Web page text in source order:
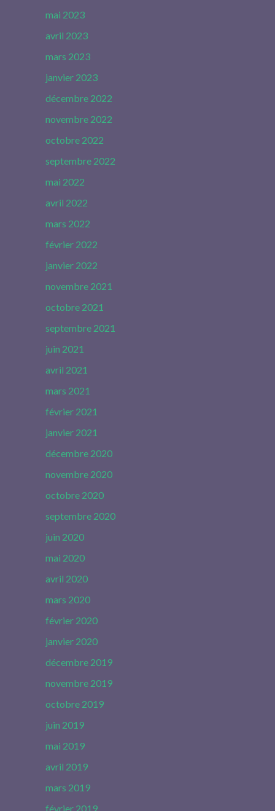
mai 2023
avril 2023
mars 2023
janvier 2023
décembre 2022
novembre 2022
octobre 2022
septembre 2022
mai 2022
avril 2022
mars 2022
février 2022
janvier 2022
novembre 2021
octobre 2021
septembre 2021
juin 2021
avril 2021
mars 2021
février 2021
janvier 2021
décembre 2020
novembre 2020
octobre 2020
septembre 2020
juin 2020
mai 2020
avril 2020
mars 2020
février 2020
janvier 2020
décembre 2019
novembre 2019
octobre 2019
juin 2019
mai 2019
avril 2019
mars 2019
février 2019